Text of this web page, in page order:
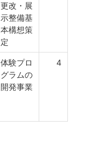
更改・展
示整備基
本構想策
定
体験プロ
グラムの
開発事業
4